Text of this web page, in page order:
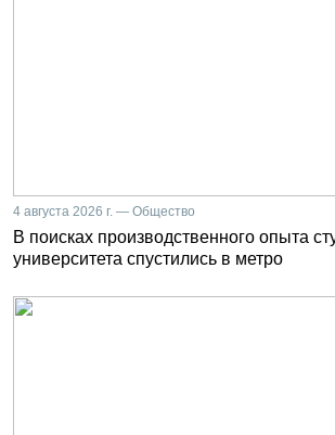
4 августа 2026 г. — Общество
В поисках производственного опыта
университета спустились в метро